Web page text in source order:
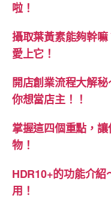
啦！
攝取葉黃素能夠幹
愛上它！
開店創業流程大解
你想當店主！！
掌握這四個重點，
物！
HDR10+的功能介
用！